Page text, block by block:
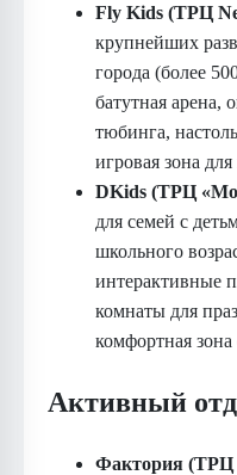
Fly Kids (ТРЦ
крупнейших
города (более
батутная арена,
тюбинга,
игровая зона
DKids (ТРЦ
для семей с
школьного
интерактивные
комнаты для
комфортная
Активный
Фактория (ТРЦ